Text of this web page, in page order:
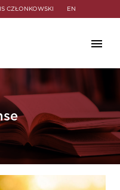
CZŁONKOWSKI EN